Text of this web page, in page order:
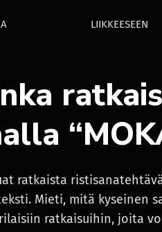
LIIKKEESEEN
ratkaista
Mieti, mitä kyseinen
ratkaisuihin, joita